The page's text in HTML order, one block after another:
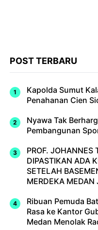
POST TERBARU
Kapolda Sumut
Penahanan Cien
Nyawa Tak
Pembangunan
PROF. JOHANNES
DIPASTIKAN ADA
SETELAH
MERDEKA MEDAN
Ribuan Pemuda
Rasa ke Kantor
Medan Menolak